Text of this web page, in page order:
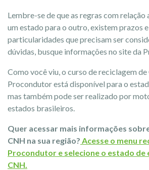
Lembre-se de que as regras com relação
um estado para o outro, existem prazos
particularidades que precisam ser
dúvidas, busque informações no site da
Como você viu, o curso de reciclagem
Procondutor está disponível para o
mas também pode ser realizado por
estados brasileiros.
Quer acessar mais informações
CNH na sua região? Acesse o menu
Procondutor e selecione o estado de
CNH.